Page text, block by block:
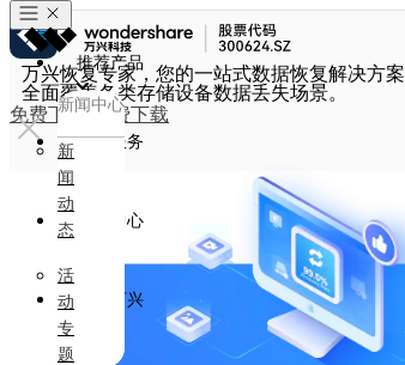
万兴恢复专家，您的一站式数据恢复解决方案
全面覆盖各类存储设备数据丢失场景。
免费下载免费下载
推荐产品
政企服务
新闻中心
新闻中心
新
闻
动
态
活
动
专
题
关于万兴